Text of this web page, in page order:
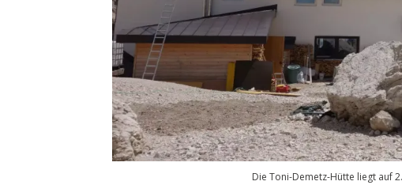
Die Toni-Demetz-Hütte liegt auf